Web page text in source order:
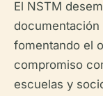
El NSTM
documentación
fomentando el
compromiso
escuelas y